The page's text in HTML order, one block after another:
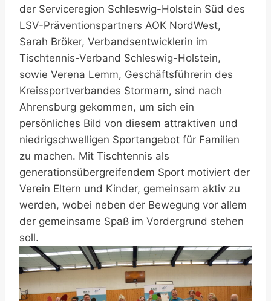
der Serviceregion Schleswig-Holstein Süd des
LSV-Präventionspartners AOK NordWest,
Sarah Bröker, Verbandsentwicklerin im
Tischtennis-Verband Schleswig-Holstein,
sowie Verena Lemm, Geschäftsführerin des
Kreissportverbandes Stormarn, sind nach
Ahrensburg gekommen, um sich ein
persönliches Bild von diesem attraktiven und
niedrigschwelligen Sportangebot für Familien
zu machen. Mit Tischtennis als
generationsübergreifendem Sport motiviert der
Verein Eltern und Kinder, gemeinsam aktiv zu
werden, wobei neben der Bewegung vor allem
der gemeinsame Spaß im Vordergrund stehen
soll.